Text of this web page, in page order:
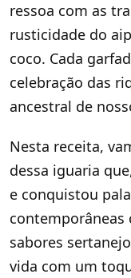
ressoa com as
rusticidade do
coco. Cada
celebração das
ancestral de
Nesta receita,
dessa iguaria
e conquistou
contemporâneas
sabores
vida com um